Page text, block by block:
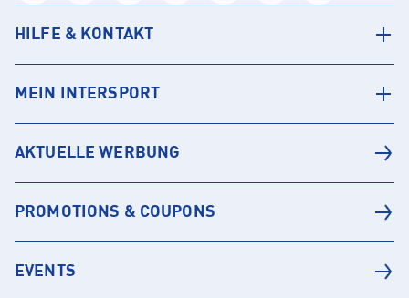
HILFE & KONTAKT
MEIN INTERSPORT
AKTUELLE WERBUNG
PROMOTIONS & COUPONS
EVENTS